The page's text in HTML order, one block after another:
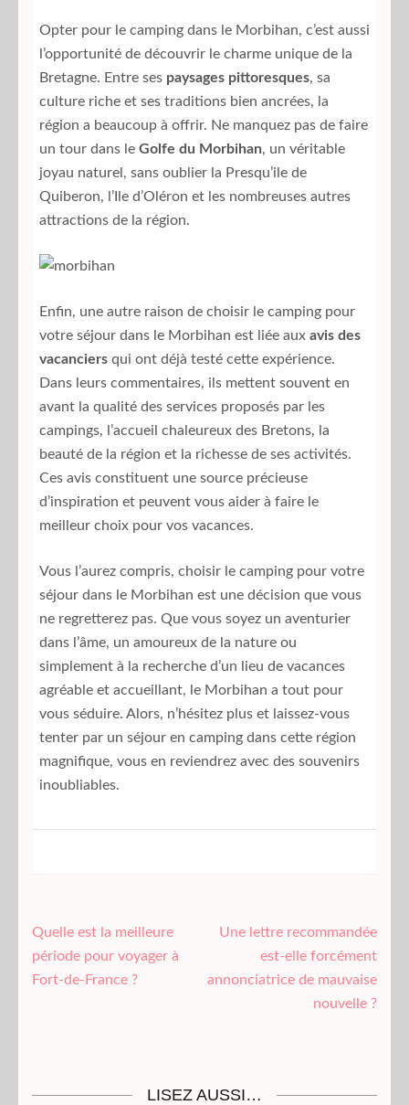
Opter pour le camping dans le Morbihan, c’est aussi
l’opportunité de découvrir le charme unique de la
Bretagne. Entre ses paysages pittoresques, sa
culture riche et ses traditions bien ancrées, la
région a beaucoup à offrir. Ne manquez pas de faire
un tour dans le Golfe du Morbihan, un véritable
joyau naturel, sans oublier la Presqu’ile de
Quiberon, l’Ile d’Oléron et les nombreuses autres
attractions de la région.
Enfin, une autre raison de choisir le camping pour
votre séjour dans le Morbihan est liée aux avis des
vacanciers qui ont déjà testé cette expérience.
Dans leurs commentaires, ils mettent souvent en
avant la qualité des services proposés par les
campings, l’accueil chaleureux des Bretons, la
beauté de la région et la richesse de ses activités.
Ces avis constituent une source précieuse
d’inspiration et peuvent vous aider à faire le
meilleur choix pour vos vacances.
Vous l’aurez compris, choisir le camping pour votre
séjour dans le Morbihan est une décision que vous
ne regretterez pas. Que vous soyez un aventurier
dans l’âme, un amoureux de la nature ou
simplement à la recherche d’un lieu de vacances
agréable et accueillant, le Morbihan a tout pour
vous séduire. Alors, n’hésitez plus et laissez-vous
tenter par un séjour en camping dans cette région
magnifique, vous en reviendrez avec des souvenirs
inoubliables.
Navigation
de
l’article
Quelle est la meilleure
période pour voyager à
Fort-de-France ?
Une lettre recommandée
est-elle forcément
annonciatrice de mauvaise
nouvelle ?
LISEZ AUSSI…